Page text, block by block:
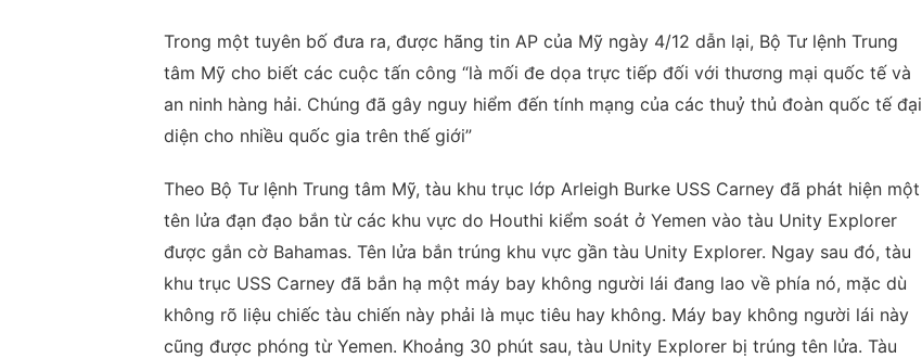
Trong một tuyên bố đưa ra, được hãng tin AP của Mỹ ngày 4/12 dẫn lại, Bộ Tư lệnh Trung
tâm Mỹ cho biết các cuộc tấn công “là mối đe dọa trực tiếp đối với thương mại quốc tế và
an ninh hàng hải. Chúng đã gây nguy hiểm đến tính mạng của các thuỷ thủ đoàn quốc tế đại
diện cho nhiều quốc gia trên thế giới”
Theo Bộ Tư lệnh Trung tâm Mỹ, tàu khu trục lớp Arleigh Burke USS Carney đã phát hiện một
tên lửa đạn đạo bắn từ các khu vực do Houthi kiểm soát ở Yemen vào tàu Unity Explorer
được gắn cờ Bahamas. Tên lửa bắn trúng khu vực gần tàu Unity Explorer. Ngay sau đó, tàu
khu trục USS Carney đã bắn hạ một máy bay không người lái đang lao về phía nó, mặc dù
không rõ liệu chiếc tàu chiến này phải là mục tiêu hay không. Máy bay không người lái này
cũng được phóng từ Yemen. Khoảng 30 phút sau, tàu Unity Explorer bị trúng tên lửa. Tàu